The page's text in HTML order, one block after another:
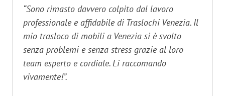
“Sono rimasto davvero colpito dal lavoro
professionale e affidabile di Traslochi Venezia. Il
mio trasloco di mobili a Venezia si è svolto
senza problemi e senza stress grazie al loro
team esperto e cordiale. Li raccomando
vivamente!”.